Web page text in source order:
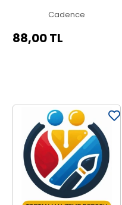
Cadence
88,00 TL